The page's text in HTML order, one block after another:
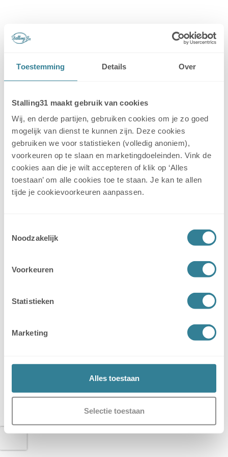
Toestemming Details Over
Stalling31 maakt gebruik van cookies
Wij, en derde partijen, gebruiken cookies om je zo goed
mogelijk van dienst te kunnen zijn. Deze cookies
gebruiken we voor statistieken (volledig anoniem),
voorkeuren op te slaan en marketingdoeleinden. Vink de
cookies aan die je wilt accepteren of klik op ‘Alles
toestaan’ om alle cookies toe te staan. Je kan te allen
tijde je cookievoorkeuren aanpassen.
Noodzakelijk
Voorkeuren
Statistieken
Marketing
Alles toestaan
Selectie toestaan
Finance
Kennisbank Finance
Maandelijkse afdracht, creditnota &
BTW
Incasso
Facturatie klant
Betalen van inkoop van artikelen,
Bedrijfsgegevens wijzigen? Laat het
ons op tijd weten.